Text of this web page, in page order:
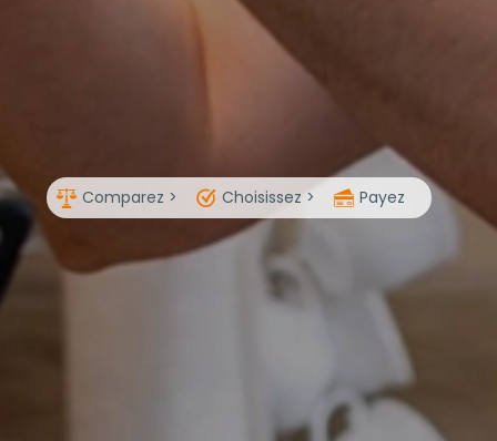
Comparez > Choisissez > Payez